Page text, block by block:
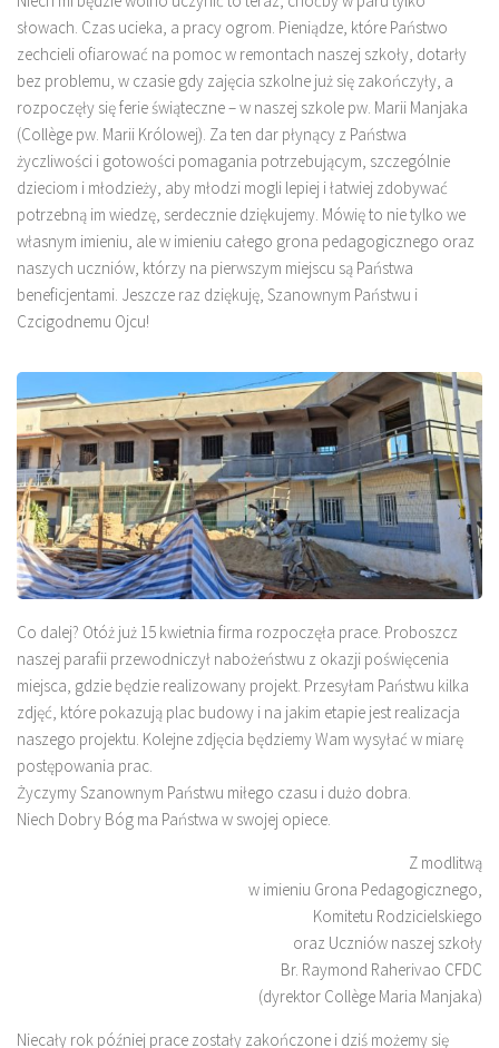
słowach. Czas ucieka, a pracy ogrom. Pieniądze, które Państwo
zechcieli ofiarować na pomoc w remontach naszej szkoły, dotarły
bez problemu, w czasie gdy zajęcia szkolne już się zakończyły, a
rozpoczęły się ferie świąteczne – w naszej szkole pw. Marii Manjaka
(Collège pw. Marii Królowej). Za ten dar płynący z Państwa
życzliwości i gotowości pomagania potrzebującym, szczególnie
dzieciom i młodzieży, aby młodzi mogli lepiej i łatwiej zdobywać
potrzebną im wiedzę, serdecznie dziękujemy. Mówię to nie tylko we
własnym imieniu, ale w imieniu całego grona pedagogicznego oraz
naszych uczniów, którzy na pierwszym miejscu są Państwa
beneficjentami. Jeszcze raz dziękuję, Szanownym Państwu i
Czcigodnemu Ojcu!
Co dalej? Otóż już 15 kwietnia firma rozpoczęła prace. Proboszcz
naszej parafii przewodniczył nabożeństwu z okazji poświęcenia
miejsca, gdzie będzie realizowany projekt. Przesyłam Państwu kilka
zdjęć, które pokazują plac budowy i na jakim etapie jest realizacja
naszego projektu. Kolejne zdjęcia będziemy Wam wysyłać w miarę
postępowania prac.
Życzymy Szanownym Państwu miłego czasu i dużo dobra.
Niech Dobry Bóg ma Państwa w swojej opiece.
Z modlitwą
w imieniu Grona Pedagogicznego,
Komitetu Rodzicielskiego
oraz Uczniów naszej szkoły
Br. Raymond Raherivao CFDC
(dyrektor Collège Maria Manjaka)
Niecały rok później prace zostały zakończone i dziś możemy się